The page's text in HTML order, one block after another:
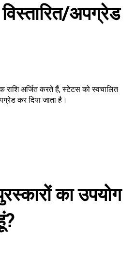
अपग्रेड
अर्जित करते हैं, स्टेटस को स्वचालित
कर दिया जाता है।
का उपयोग